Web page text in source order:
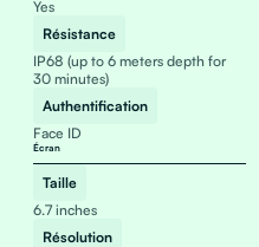
Yes
Résistance
IP68 (up to 6 meters depth for
30 minutes)
Authentification
Face ID
Écran
Taille
6.7 inches
Résolution